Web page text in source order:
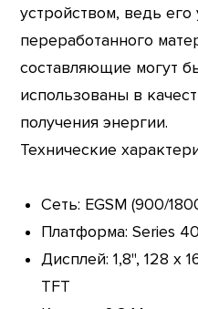
устройством, ведь
переработанного
составляющие могут
использованы в
получения энергии.
Технические
Сеть: EGSM (900/
Платформа: Series
Дисплей: 1,8", 128 х
TFT